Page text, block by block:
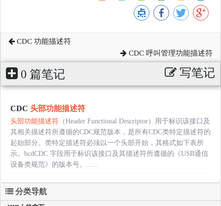
CDC 功能描述符
CDC 呼叫管理功能描述符
0 篇笔记 写笔记
CDC 头部功能描述符
头部功能描述符 （Header Functional Descriptor）用于标识该接口及
其相关描述符所遵循的CDC规范版本，是所有CDC类特定描述符的
起始部分。类特定描述符必须以一个头部开始，其格式如下表所
示。bcdCDC 字段用于标识该接口及其描述符所遵循的《USB通信
设备类规范》的版本号。......
分类导航